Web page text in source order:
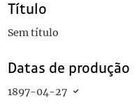
Título
Sem título
Datas de produção
1897-04-27